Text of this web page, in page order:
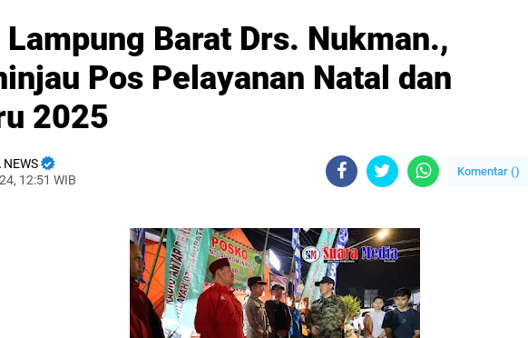
Barat Drs. Nukman.,
Pos Pelayanan Natal dan
2025
NEWS
12:51 WIB
Komentar ()